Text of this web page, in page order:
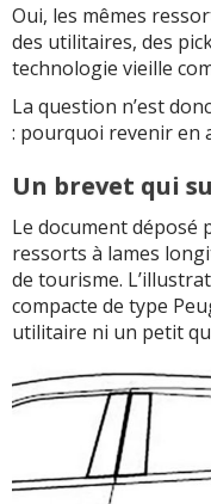
Oui, les mêmes
des utilitaires, des
technologie vieille
La question n’est
: pourquoi revenir en
Un brevet qui
Le document déposé
ressorts à lames
de tourisme.
compacte de type
utilitaire ni un petit